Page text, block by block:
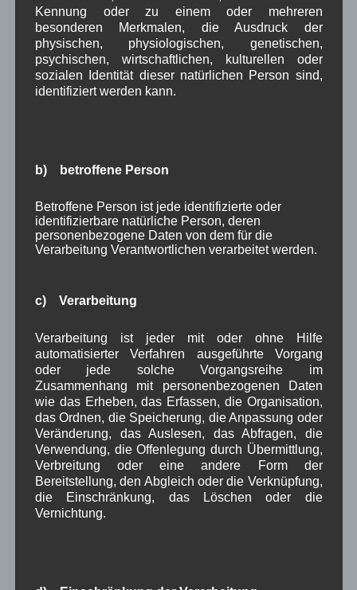
Juli 2024(9)
Juni 2024(4)
Mai 2024
(4)
April 2024(5)
März 2024(4)
Februar 2024(4)
September 2023(8)
Juli 2023(8)
Juni 2023(7)
Mai 2023(8)
April 2023(10)
Januar 2023(8)
November 2022(8)
Oktober 2022(8)
September 2022(2)
August 2022(6)
Juli 2022(5)
Juni 2022(4)
Mai 2022(5)
April 2022(8)
März 2022(6)
Februar 2022(4)
Januar 2022(3)
Dezember 2021(7)
Kennung oder zu einem oder mehreren
besonderen Merkmalen, die Ausdruck der
physischen, physiologischen, genetischen,
psychischen, wirtschaftlichen, kulturellen oder
sozialen Identität dieser natürlichen Person sind,
identifiziert werden kann.
b) betroffene Person
Betroffene Person ist jede identifizierte oder
identifizierbare natürliche Person, deren
personenbezogene Daten von dem für die
Verarbeitung Verantwortlichen verarbeitet werden.
c) Verarbeitung
Verarbeitung ist jeder mit oder ohne Hilfe
automatisierter Verfahren ausgeführte Vorgang
oder jede solche Vorgangsreihe im
Zusammenhang mit personenbezogenen Daten
wie das Erheben, das Erfassen, die Organisation,
das Ordnen, die Speicherung, die Anpassung oder
Veränderung, das Auslesen, das Abfragen, die
Verwendung, die Offenlegung durch Übermittlung,
Verbreitung oder eine andere Form der
Bereitstellung, den Abgleich oder die Verknüpfung,
die Einschränkung, das Löschen oder die
Vernichtung.